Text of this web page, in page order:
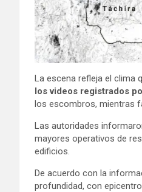
La escena refleja el clima
los videos registrados
los escombros, mientras
Las autoridades
mayores operativos de
edificios.
De acuerdo con la
profundidad, con